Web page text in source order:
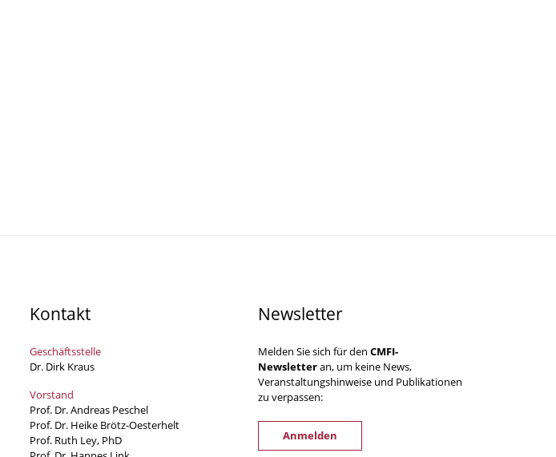
Kontakt
Geschäftsstelle
Dr. Dirk Kraus
Vorstand
Prof. Dr. Andreas Peschel
Prof. Dr. Heike Brötz-Oesterhelt
Prof. Ruth Ley, PhD
Newsletter
Melden Sie sich für den CMFI-
Newsletteran, um keine News,
Veranstaltungshinweise und Publikationen
zu verpassen:
Anmelden